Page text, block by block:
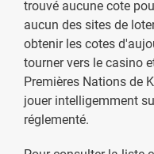
trouvé aucune cote
aucun des sites de
obtenir les cotes
tourner vers le casino
Premières Nations de
jouer intelligemment
réglementé.